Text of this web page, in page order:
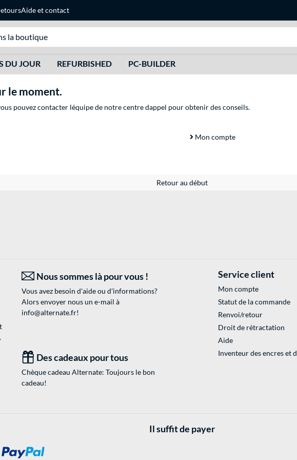
Aideetcontact
DU JOUR REFURBISHED PC-BUILDER
le moment.
pouvez contacter léquipe de notre centre dappel pour obtenir des conseils.
Mon compte
Retour au début
Nous sommes là pour vous !
Vous avez besoin d'aide ou d'informations?
Alors envoyer nous un e-mail à
info@alternate.fr!
Des cadeaux pour tous
Chèque cadeau Alternate: Toujours le bon
cadeau!
Service client
Mon compte
Statut de la commande
Renvoi/retour
Droit de rétractation
Aide
Inventeur des encres et
Il suffit de payer